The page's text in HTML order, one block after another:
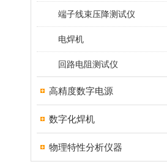
端子线束压降测试仪
电焊机
回路电阻测试仪
高精度数字电源
数字化焊机
物理特性分析仪器